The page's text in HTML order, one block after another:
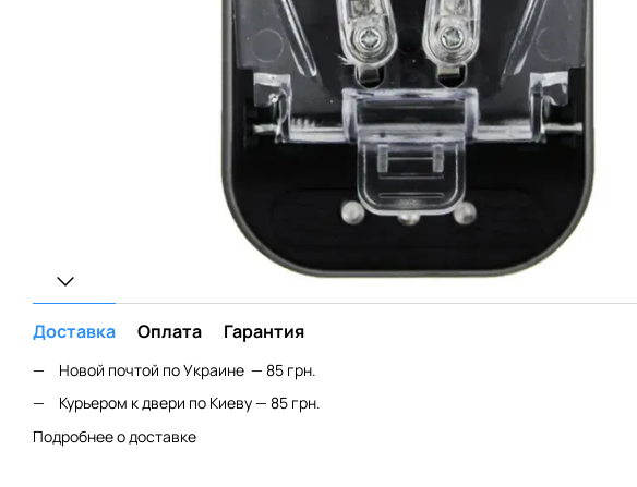
Доставка Оплата Гарантия
Новой почтой по Украине — 85 грн.
Курьером к двери по Киеву — 85 грн.
Подробнее о доставке